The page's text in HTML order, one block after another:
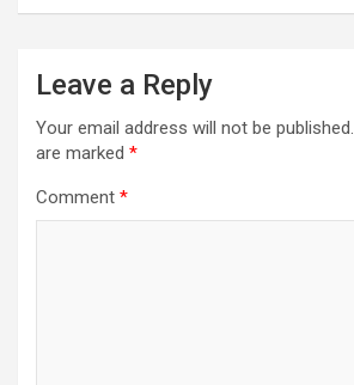
Leave a Reply
Your email address will not be published.
are marked *
Comment *